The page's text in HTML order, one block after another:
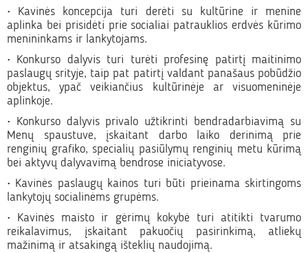
• Kavinės koncepcija turi derėti su kultūrine ir menine
aplinka bei prisidėti prie socialiai patrauklios erdvės kūrimo
menininkams ir lankytojams.
• Konkurso dalyvis turi turėti profesinę patirtį maitinimo
paslaugų srityje, taip pat patirtį valdant panašaus pobūdžio
objektus, ypač veikiančius kultūrinėje ar visuomeninėje
aplinkoje.
• Konkurso dalyvis privalo užtikrinti bendradarbiavimą su
Menų spaustuve, įskaitant darbo laiko derinimą prie
renginių grafiko, specialių pasiūlymų renginių metu kūrimą
bei aktyvų dalyvavimą bendrose iniciatyvose.
• Kavinės paslaugų kainos turi būti prieinama skirtingoms
lankytojų socialinėms grupėms.
• Kavinės maisto ir gėrimų kokybė turi atitikti tvarumo
reikalavimus, įskaitant pakuočių pasirinkimą, atliekų
mažinimą ir atsakingą išteklių naudojimą.